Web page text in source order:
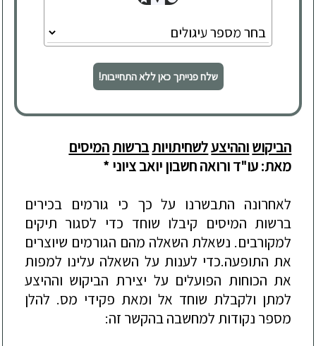
שלח פנייתך כאן ללא התחייבות!
הביקושוההיצעלשחיתויותברשותהמיסים
מאת: עו"ד ורואה חשבוןיואבציוני *
לאחרונה התבשרנו על כך כי גורמיםבכירים
ברשות המיסים קיבלו שוחד כדי לסגור תיקים
למקורבים. נשאלת השאלה מהם הגורמים שיוצרים
את התופעה.כדי לענות על השאלה עלינו למפות
את הכוחות הפועלים על יצירת הביקוש וההיצע
למתן ולקבלת שוחד אל ומאת פקידי מס. להלן
מספר נקודות למחשבהבהקשר זה: